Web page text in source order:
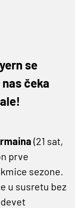
se
čeka
(21 sat,
prve
sezone.
u susretu bez